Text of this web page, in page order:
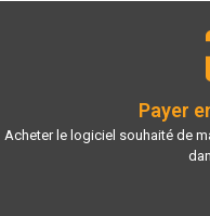
Payer
Acheter le logiciel souhaité de